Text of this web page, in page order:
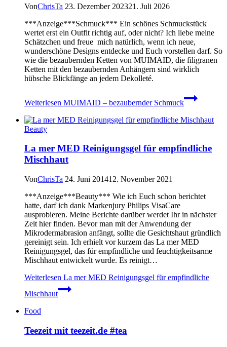
VonChrisTa 23. Dezember 202321. Juli 2026
***Anzeige***Schmuck*** Ein schönes Schmuckstück
wertet erst ein Outfit richtig auf, oder nicht? Ich liebe meine
Schätzchen und freue mich natürlich, wenn ich neue,
wunderschöne Designs entdecke und Euch vorstellen darf. So
wie die bezaubernden Ketten von MUIMAID, die filigranen
Ketten mit den bezaubernden Anhängern sind wirklich
hübsche Blickfänge an jedem Dekolleté.
Weiterlesen MUIMAID – bezaubernder Schmuck
Beauty
La mer MED Reinigungsgel für empfindliche
Mischhaut
VonChrisTa 24. Juni 201412. November 2021
***Anzeige***Beauty*** Wie ich Euch schon berichtet
hatte, darf ich dank Markenjury Philips VisaCare
ausprobieren. Meine Berichte darüber werdet Ihr in nächster
Zeit hier finden. Bevor man mit der Anwendung der
Mikrodermabrasion anfängt, sollte die Gesichtshaut gründlich
gereinigt sein. Ich erhielt vor kurzem das La mer MED
Reinigungsgel, das für empfindliche und feuchtigkeitsarme
Mischhaut entwickelt wurde. Es reinigt…
Weiterlesen La mer MED Reinigungsgel für empfindliche
Mischhaut
Food
Teezeit mit teezeit.de #tea